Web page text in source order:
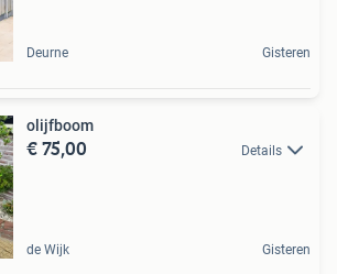
Deurne Gisteren
olijfboom
€ 75,00 Details
de Wijk Gisteren